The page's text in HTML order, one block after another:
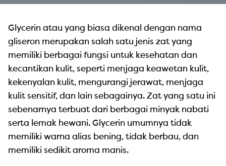
Glycerin atau yang biasa dikenal dengan nama
gliseron merupakan salah satu jenis zat yang
memiliki berbagai fungsi untuk kesehatan dan
kecantikan kulit, seperti menjaga keawetan kulit,
kekenyalan kulit, mengurangi jerawat, menjaga
kulit sensitif, dan lain sebagainya. Zat yang satu ini
sebenarnya terbuat dari berbagai minyak nabati
serta lemak hewani. Glycerin umumnya tidak
memiliki warna alias bening, tidak berbau, dan
memiliki sedikit aroma manis.